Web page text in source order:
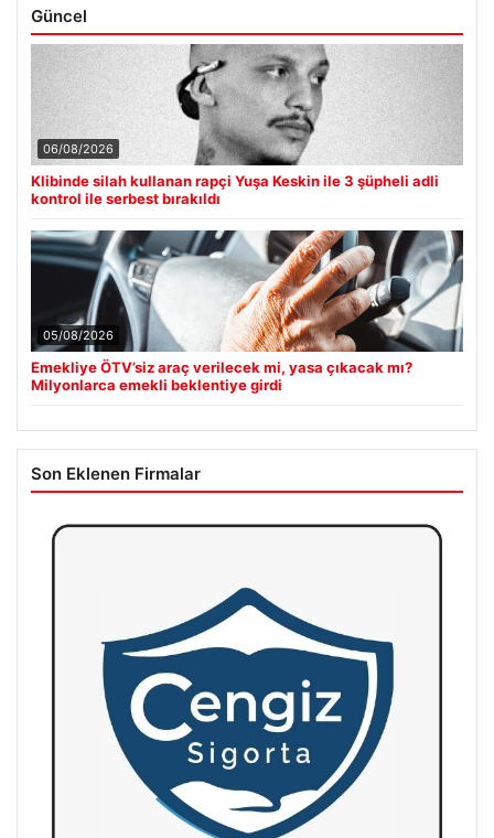
Güncel
06/08/2026
Klibinde silah kullanan rapçi Yuşa Keskin ile 3 şüpheli adli
kontrol ile serbest bırakıldı
05/08/2026
Emekliye ÖTV’siz araç verilecek mi, yasa çıkacak mı?
Milyonlarca emekli beklentiye girdi
Son Eklenen Firmalar